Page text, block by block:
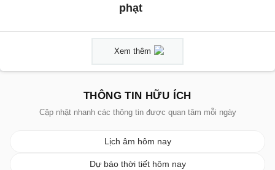
phạt
Xem thêm
THÔNG TIN HỮU ÍCH
Cập nhật nhanh các thông tin được quan tâm mỗi ngày
Lịch âm hôm nay
Dự báo thời tiết hôm nay